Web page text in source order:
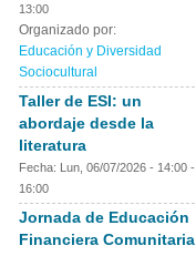
13:00
Organizado por:
Educación y Diversidad
Sociocultural
Taller de ESI: un
abordaje desde la
literatura
Fecha: Lun, 06/07/2026 - 14:00-
16:00
Jornada de Educación
Financiera Comunitaria